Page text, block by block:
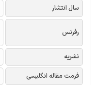
سال انتشار
رفرنس
نشریه
فرمت مقاله انگلیسی